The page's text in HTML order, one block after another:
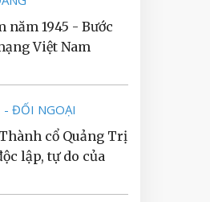
năm 1945 - Bước
Việt Nam
- ĐỐI NGOẠI
cổ Quảng Trị
lập, tự do của